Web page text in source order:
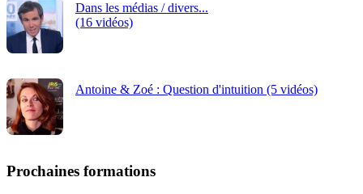
Dans les médias / divers...
(16 vidéos)
Antoine & Zoé : Question d'intuition (5 vidéos)
Prochaines formations